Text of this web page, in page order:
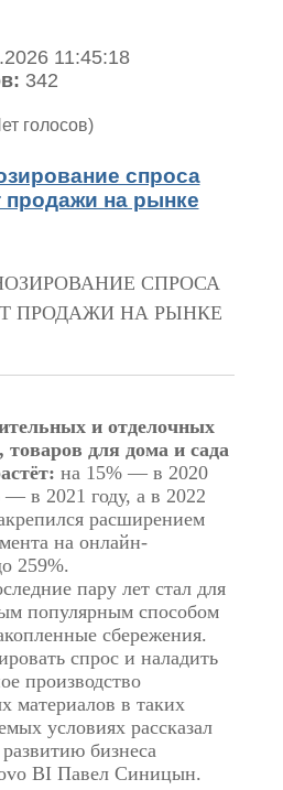
11:45:18
342
голосов)
спроса
на рынке
СПРОСА
ПРОДАЖИ НА РЫНКЕ
и отделочных
товаров для дома и сада
на 15% — в 2020
— в 2021 году, а в 2022
расширением
на онлайн-
259%.
пару лет стал для
популярным способом
сбережения.
спрос и наладить
производство
материалов в таких
условиях рассказал
бизнеса
BI Павел Синицын.